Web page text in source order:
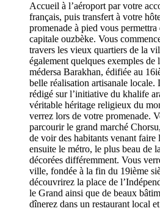
Accueil à l’aéroport par votre
français, puis transfert à votre
promenade à pied vous
capitale ouzbèke. Vous
travers les vieux quartiers de la
également quelques exemples
médersa Barakhan, édifiée au
belle réalisation artisanale locale.
rédigé sur l’initiative du khalife
véritable héritage religieux du
verrez lors de votre promenade.
parcourir le grand marché
de voir des habitants venant faire
ensuite le métro, le plus beau de
décorées différemment. Vous
ville, fondée à la fin du 19ième
découvrirez la place de
le Grand ainsi que de beaux
dînerez dans un restaurant local